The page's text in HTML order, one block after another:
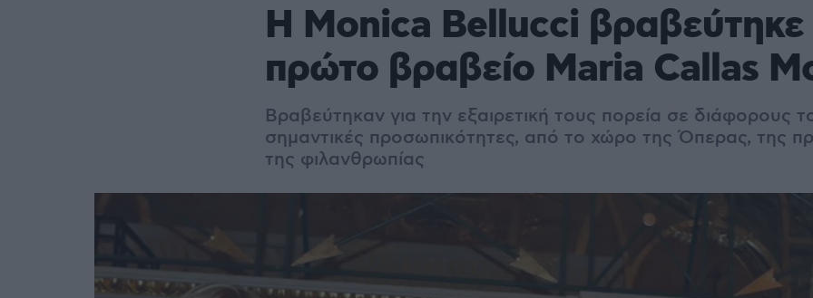
Η Monica Bellucci βραβεύτηκε
πρώτο βραβείο Maria Callas
Βραβεύτηκαν για την εξαιρετική τους πορεία σε διάφορους
σημαντικές προσωπικότητες, από το χώρο της Όπερας, της
της φιλανθρωπίας